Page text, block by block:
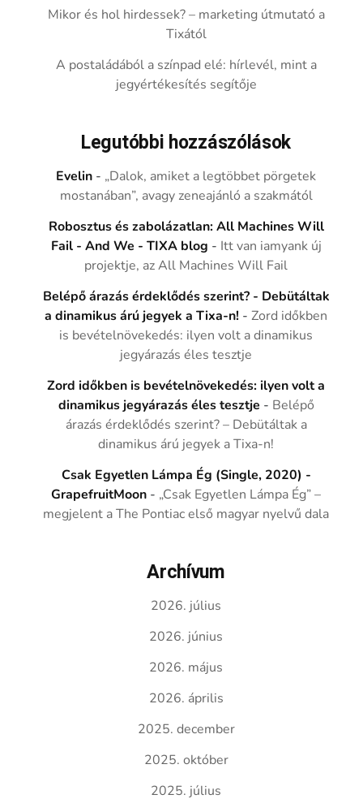
Mikor és hol hirdessek? – marketing útmutató a
Tixától
A postaládából a színpad elé: hírlevél, mint a
jegyértékesítés segítője
Legutóbbi hozzászólások
Evelin - „Dalok, amiket a legtöbbet pörgetek
mostanában”, avagy zeneajánló a szakmától
Robosztus és zabolázatlan: All Machines Will
Fail - And We - TIXA blog - Itt van iamyank új
projektje, az All Machines Will Fail
Belépő árazás érdeklődés szerint? - Debütáltak
a dinamikus árú jegyek a Tixa-n! -Zord időkben
is bevételnövekedés: ilyen volt a dinamikus
jegyárazás éles tesztje
Zord időkben is bevételnövekedés: ilyen volt a
dinamikus jegyárazás éles tesztje - Belépő
árazás érdeklődés szerint? – Debütáltak a
dinamikus árú jegyek a Tixa-n!
Csak Egyetlen Lámpa Ég (Single, 2020) -
GrapefruitMoon - „Csak Egyetlen Lámpa Ég” –
megjelent a The Pontiac első magyar nyelvű dala
Archívum
2026. július
2026. június
2026. május
2026. április
2025. december
2025. október
2025. július